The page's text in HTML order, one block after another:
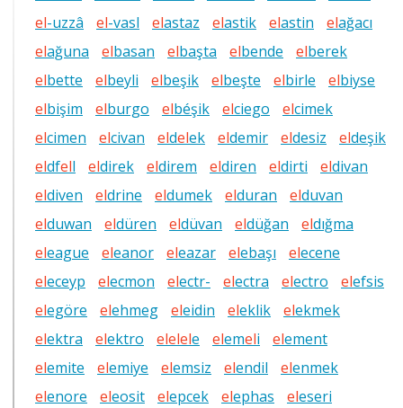
el-uzzâ el-vasl elastaz elastik elastin elağacı
elağuna elbasan elbaşta elbende elberek
elbette elbeyli elbeşik elbeşte elbirle elbiyse
elbişim elburgo elbéşik elciego elcimek
elcimen elcivan eldelek eldemir eldesiz eldeşik
eldfell eldirek eldirem eldiren eldirti eldivan
eldiven eldrine eldumek elduran elduvan
elduwan eldüren eldüvan eldüğan eldığma
eleague eleanor eleazar elebaşı elecene
eleceyp elecmon electr- electra electro elefsis
elegöre elehmeg eleidin eleklik elekmek
elektra elektro elelele elemeli element
elemite elemiye elemsiz elendil elenmek
elenore eleosit elepcek elephas eleseri